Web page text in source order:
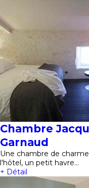
Chambre
Garnaud
Une chambre de
l'hôtel, un petit havre…
+ Détail